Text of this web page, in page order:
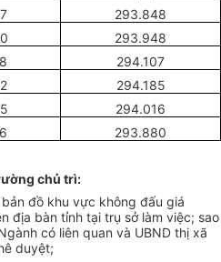
293.848
293.948
294.107
294.185
294.016
293.880
ường chủ trì:
bản đồ khu vực không đấu giá
địa bàn tỉnh tại trụ sở làm việc; sao
có liên quan và UBND thị xã
duyệt;